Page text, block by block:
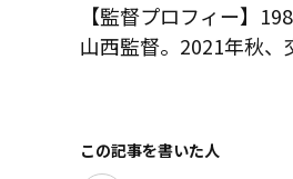
【監督プロフィー】
山西監督。2021年秋、
この記事を書いた人